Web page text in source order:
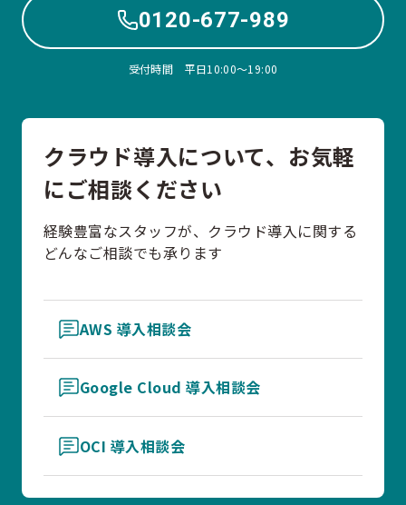
0120-677-989
受付時間 平日10:00〜19:00
クラウド導入について、お気軽
にご相談ください
経験豊富なスタッフが、クラウド導入に関する
どんなご相談でも承ります
AWS 導入相談会
Google Cloud 導入相談会
OCI 導入相談会